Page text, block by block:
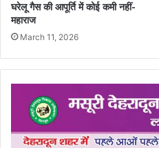
घरेलू गैस की आपूर्ति में कोई कमी नहीं-
महाराज
March 11, 2026